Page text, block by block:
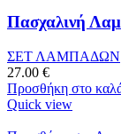
Πασχαλινή
ΣΕΤ ΛΑΜΠΑΔΩΝ
27.00 €
Προσθήκη στο
Quick view